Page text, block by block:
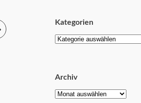
Kategorien
Archiv